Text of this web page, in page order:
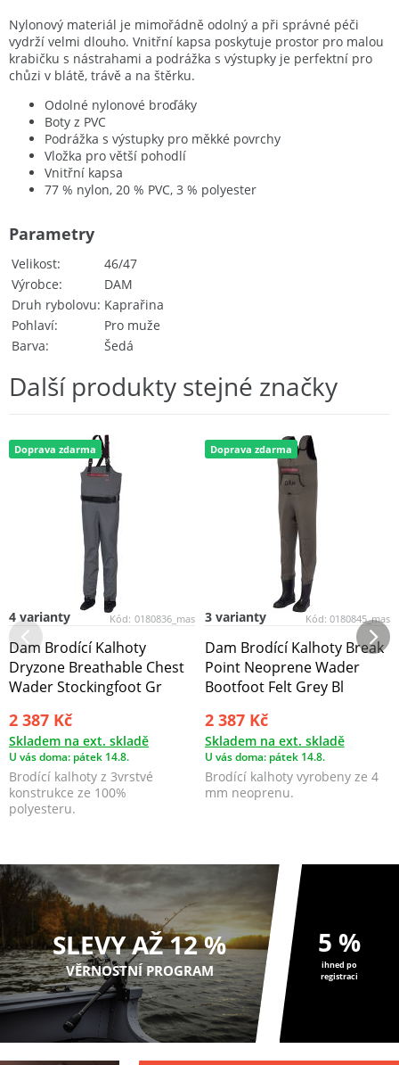
Nylonový materiál je mimořádně odolný a při správné péči
vydrží velmi dlouho. Vnitřní kapsa poskytuje prostor pro malou
krabičku s nástrahami a podrážka s výstupky je perfektní pro
chůzi v blátě, trávě a na štěrku.
Odolné nylonové broďáky
Boty z PVC
Podrážka s výstupky pro měkké povrchy
Vložka pro větší pohodlí
Vnitřní kapsa
77 % nylon, 20 % PVC, 3 % polyester
Velikost
46/47
Výrobce
DAM
Druh rybolovu Kaprařina
Pohlaví
Pro muže
Barva
Šedá
Parametry
Další produkty stejné značky
Doprava zdarma
Kód: 0180836_mas
4 varianty
Dam Brodící Kalhoty
Dryzone Breathable Chest
Wader Stockingfoot Gr
2 387 Kč
Skladem na ext. skladě
U vás doma: pátek 14.8.
Brodící kalhoty z 3vrstvé
konstrukce ze 100%
polyesteru.
Doprava zdarma
Kód: 0180845_mas
3 varianty
Dam Brodící Kalhoty Break
Point Neoprene Wader
Bootfoot Felt Grey Bl
2 387 Kč
Skladem na ext. skladě
U vás doma: pátek 14.8.
Brodící kalhoty vyrobeny ze 4
mm neoprenu.
SLEVY AŽ 12 %
VĚRNOSTNÍ PROGRAM
5 %
ihned po
registraci